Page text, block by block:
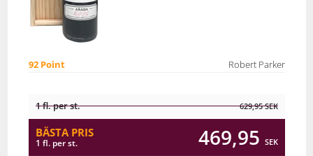
92 Point Robert Parker
1 fl. per st. 629,95SEK
BÄSTA PRIS
1 fl. per st. 469,95 SEK